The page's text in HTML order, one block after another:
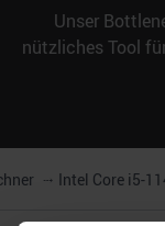
Unser
nützliches Tool
Intel Core i5-